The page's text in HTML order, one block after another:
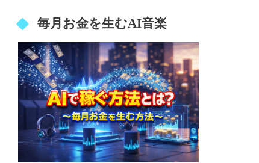
毎月お金を生むAI音楽